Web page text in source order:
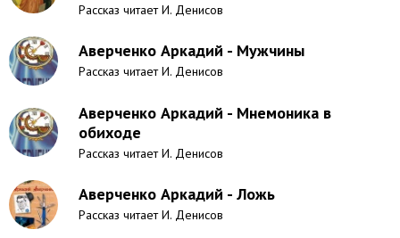
Рассказ читает И. Денисов
Аверченко Аркадий - Мужчины
Рассказ читает И. Денисов
Аверченко Аркадий - Мнемоника в
обиходе
Рассказ читает И. Денисов
Аверченко Аркадий - Ложь
Рассказ читает И. Денисов